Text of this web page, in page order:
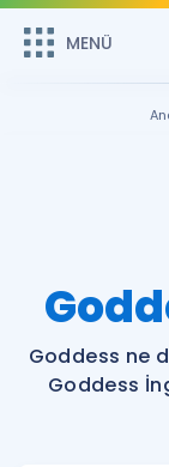
MENÜ
Remzi Hoca ile
MENÜ
Faydalı
Goddess ne
Goddess